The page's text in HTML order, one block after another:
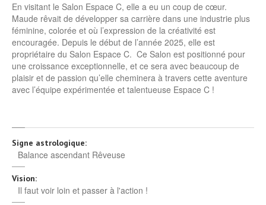
En visitant le Salon Espace C, elle a eu un coup de cœur.
Maude rêvait de développer sa carrière dans une industrie plus
féminine, colorée et où l’expression de la créativité est
encouragée. Depuis le début de l’année 2025, elle est
propriétaire du Salon Espace C. Ce Salon est positionné pour
une croissance exceptionnelle, et ce sera avec beaucoup de
plaisir et de passion qu’elle cheminera à travers cette aventure
avec l’équipe expérimentée et talentueuse Espace C !
Signe astrologique:
Balance ascendant Rêveuse
Vision:
Il faut voir loin et passer à l'action !